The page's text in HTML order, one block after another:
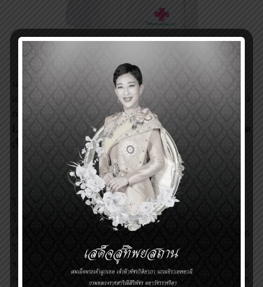
นายปิยวัฒน์ คันธโกวิท เป็นนิสิตแพทย์ชั้นปีที่ 6 คณะ
แพทยศาสตร์ จุฬาลงกรณ์มหาวิทยาลัย มีความสนใจในเรื่อง
การประยุกต์ใช้เทคนิคแมชชีนเลิร์นนิ่ง (
Machine
Learning) เพื่อสร้างแบบแผนในการป้องกันการเกิดโรคไต
เรื้อรังในคนไทย
โรคไตเรื้อรังเป็นปัญหาที่สำคัญของระบบสาธารณสุขของ
โลกและประเทศไทย ในปัจจุบันยังไม่มีวิธีการรักษาโรคไต
เรื้อรังให้หายขาด การพัฒนาแบบแผนในการป้องกันการเกิด
โรคไตเรื้อรังที่มีประสิทธิภาพ จึงมีความสำคัญอย่างยิ่งต่อ
ระบบสาธารณสุขของประเทศไทย ซึ่งสามารถพัฒนาได้โดย
การนำข้อมูลการเกิดโรคไตเรื้อรังของประชากรไทยในอดีต